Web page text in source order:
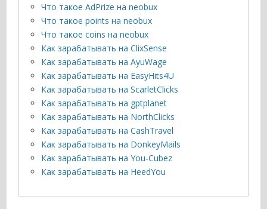
Что такое AdPrize на neobux
Что такое points на neobux
Что такое coins на neobux
Как зарабатывать на ClixSense
Как зарабатывать на AyuWage
Как зарабатывать на EasyHits4U
Как зарабатывать на ScarletClicks
Как зарабатывать на gptplanet
Как зарабатывать на NorthClicks
Как зарабатывать на CashTravel
Как зарабатывать на DonkeyMails
Как зарабатывать на You-Cubez
Как зарабатывать на HeedYou